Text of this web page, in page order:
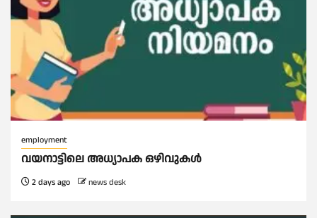
employment
വയനാട്ടിലെ അധ്യാപക ഒഴിവുകൾ
2 days ago news desk